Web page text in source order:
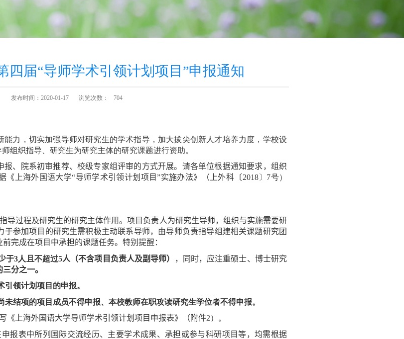
四届“导师学术引领计划项目”申报通知
发布时间：2020-01-17 浏览次数： 704
能力，切实加强导师对研究生的学术指导，加大拔尖创新人才培养力度，学校设
组织指导、研究生为研究主体的研究课题进行资助。
报、院系初审推荐、 校级专家组评审的方式开展。请各单位根据通知要求，组织
《上海外国语大学“导师学术引领计划项目”实施办法》（上外科〔2018〕 7号）
导过程及研究生的研究主体作用。项目负责人为研究生导师，组织与实施需要研
于参加项目的研究生需积极主动联系导师，由导师负责指导组建相关课题研究团
前完成在项目中承担的课题任务。 特别 提醒：
于3人且不超过5人（不含项目负责人及副导师） ， 同时，应注重硕士、博士研究
分之一。
领计划项目的申报。
未结项的项目成员不得申报、本校教师在职攻读研究生学位者不得申报。
《上海外国语大学导师学术引领计划项目申报表》（附件2）。
申报表中所列 国际交流经历、主要学术成果、承担或参与科研项目等，均需根据